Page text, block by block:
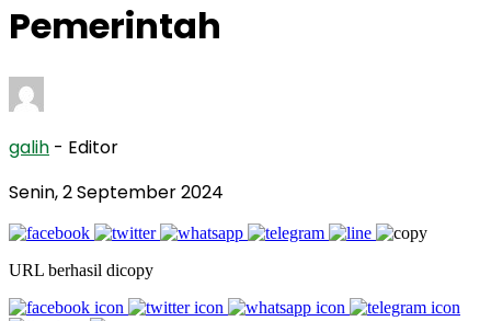
Pemerintah
galih - Editor
Senin, 2 September 2024
URL berhasil dicopy